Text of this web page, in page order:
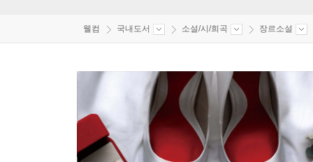
웰컴 국내도서 소설/시/희곡 장르소설